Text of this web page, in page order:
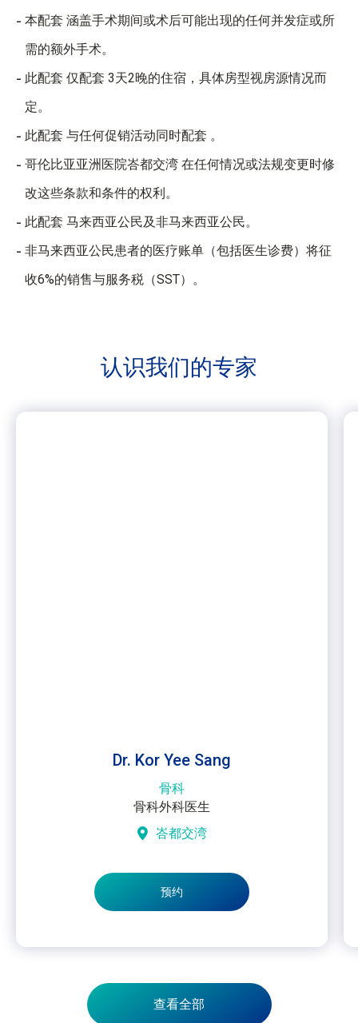
本配套 涵盖手术期间或术后可能出现的任何并发症或所
需的额外手术。
此配套 仅配套 3天2晚的住宿，具体房型视房源情况而
定。
此配套 与任何促销活动同时配套 。
哥伦比亚亚洲医院峇都交湾 在任何情况或法规变更时修
改这些条款和条件的权利。
此配套 马来西亚公民及非马来西亚公民。
非马来西亚公民患者的医疗账单（包括医生诊费）将征
收6%的销售与服务税（SST）。
认识我们的专家
Dr. Kor Yee Sang
骨科
骨科外科医生
峇都交湾
预约
查看全部